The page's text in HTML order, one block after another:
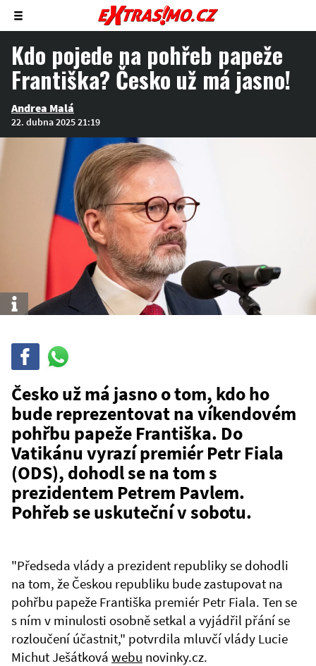
Zobrazit/skrýt
menu
Kdo pojede na pohřeb papeže
Františka? Česko už má jasno!
Andrea Malá
22. dubna 2025 21:19
Info
Sdílej
WhatsAppu
Česko už má jasno o tom, kdo ho
bude reprezentovat na víkendovém
pohřbu papeže Františka. Do
Vatikánu vyrazí premiér Petr Fiala
(ODS), dohodl se na tom s
prezidentem Petrem Pavlem.
Pohřeb se uskuteční v sobotu.
"Předseda vlády a prezident republiky se dohodli
na tom, že Českou republiku bude zastupovat na
pohřbu papeže Františka premiér Petr Fiala. Ten se
s ním v minulosti osobně setkal a vyjádřil přání se
rozloučení účastnit," potvrdila mluvčí vlády Lucie
Michut Ješátková webu novinky.cz.